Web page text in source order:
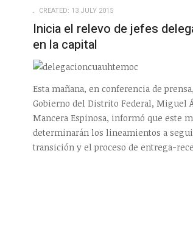
CREATED: 13 JULY 2015
Inicia el relevo de jefes
en la capital
Esta mañana, en conferencia de
Gobierno del Distrito Federal, Miguel
Mancera Espinosa, informó que este
determinarán los lineamientos a
transición y el proceso de entrega-